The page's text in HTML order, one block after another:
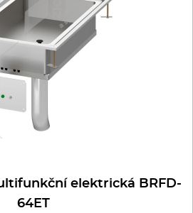
těstovin
elektrická BRFD-
64ET